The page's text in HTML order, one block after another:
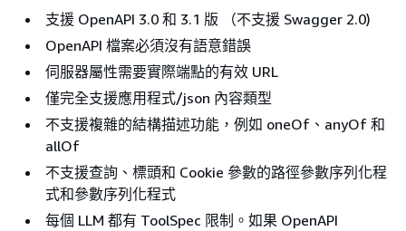
支援 OpenAPI 3.0 和 3.1 版 （不支援 Swagger 2.0)
OpenAPI 檔案必須沒有語意錯誤
伺服器屬性需要實際端點的有效 URL
僅完全支援應用程式/json 內容類型
不支援複雜的結構描述功能，例如 oneOf、anyOf 和
allOf
不支援查詢、標頭和 Cookie 參數的路徑參數序列化程
式和參數序列化程式
每個 LLM 都有 ToolSpec 限制。如果 OpenAPI